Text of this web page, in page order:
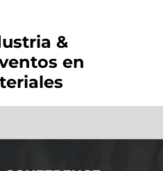
&
en